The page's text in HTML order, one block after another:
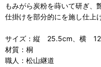
もみがら炭粉を蒔いて研ぎ、
仕掛けを部分的にを施し仕上
サイズ：縦 25.5cm、横
材質：桐
職人：松山継道